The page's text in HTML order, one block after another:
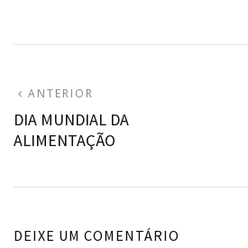
Navegação
de
ANTERIOR
ANTERIOR:
DIA MUNDIAL DA
ALIMENTAÇÃO
DEIXE UM COMENTÁRIO